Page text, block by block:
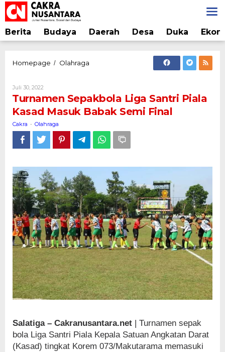
Lewati
ke
konten
Berita Budaya Daerah Desa Duka
Homepage / Olahraga
Piala
Kasad
Babak
Semi
Juli 30, 2022
Turnamen Sepakbola Liga Santri Piala
Kasad Masuk Babak Semi Final
Cakra - Olahraga
Salatiga – Cakranusantara.net | Turnamen sepak
bola Liga Santri Piala Kepala Satuan Angkatan Darat
(Kasad) tingkat Korem 073/Makutarama memasuki